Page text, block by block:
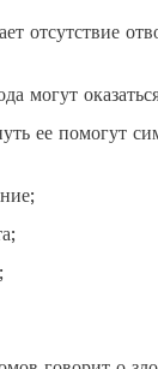
отсутствие
могут
ее помогут